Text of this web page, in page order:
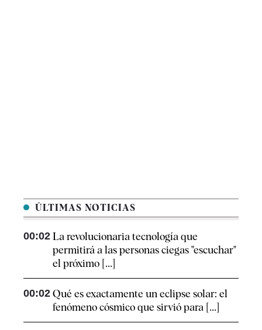
ÚLTIMAS NOTICIAS
00:02 La revolucionaria tecnología que
permitirá a las personas ciegas "escuchar"
el próximo [...]
00:02 Qué es exactamente un eclipse solar: el
fenómeno cósmico que sirvió para [...]